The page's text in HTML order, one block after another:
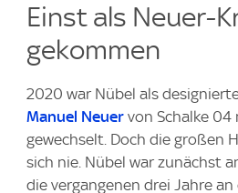
Einst als Neuer-
gekommen
2020 war Nübel als
Manuel Neuer von Schalke 04
gewechselt. Doch die großen
sich nie. Nübel war zunächst
die vergangenen drei Jahre